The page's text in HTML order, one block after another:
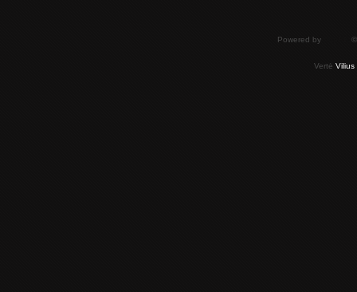
Powered by
Vertė Vilius